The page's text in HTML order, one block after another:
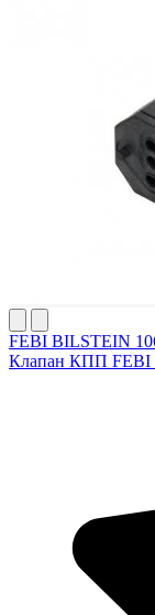
FEBI BILSTEIN
Клапан КПП FEBI